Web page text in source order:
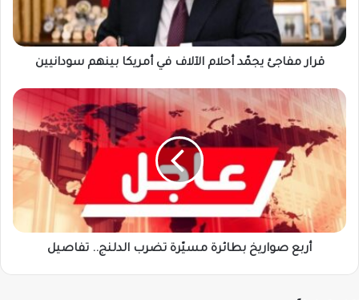
أمريكا
بينهم
سودانيين
قرار مفاجئ يجمّد أحلام الآلاف في أمريكا بينهم سودانيين
أربع
صواريخ
بطائرة
مسيّرة
الدلنج..
أربع صواريخ بطائرة مسيّرة تضرب الدلنج.. تفاصيل